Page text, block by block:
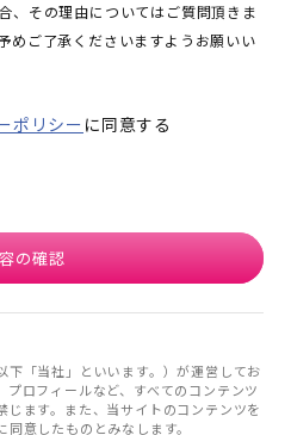
、その理由についてはご質問頂きま
めご了承くださいますようお願いい
ポリシー に同意する
の確認
下「当社」といいます。）が運営してお
ロフィールなど、すべてのコンテンツ
ます。また、当サイトのコンテンツを
意したものとみなします。